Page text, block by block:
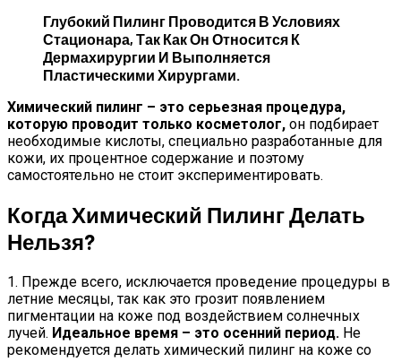
Глубокий Пилинг Проводится В Условиях
Стационара, Так Как Он Относится К
Дермахирургии И Выполняется
Пластическими Хирургами.
Химический пилинг – это серьезная процедура,
которую проводит только косметолог, он подбирает
необходимые кислоты, специально разработанные для
кожи, их процентное содержание и поэтому
самостоятельно не стоит экспериментировать.
Когда Химический Пилинг Делать
Нельзя?
1. Прежде всего, исключается проведение процедуры в
летние месяцы, так как это грозит появлением
пигментации на коже под воздействием солнечных
лучей. Идеальное время – это осенний период. Не
рекомендуется делать химический пилинг на коже со